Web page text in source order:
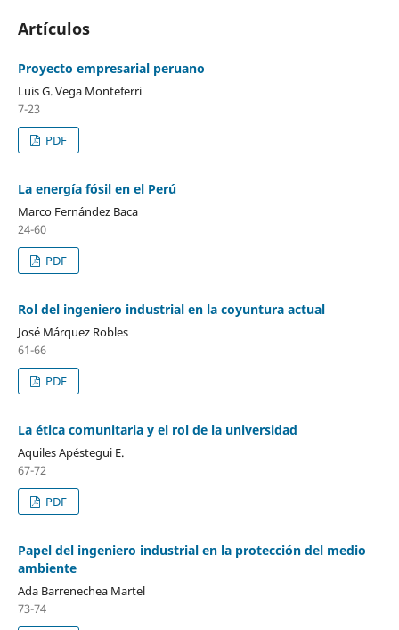
Artículos
Proyecto empresarial peruano
Luis G. Vega Monteferri
7-23
PDF
La energía fósil en el Perú
Marco Fernández Baca
24-60
PDF
Rol del ingeniero industrial en la coyuntura actual
José Márquez Robles
61-66
PDF
La ética comunitaria y el rol de la universidad
Aquiles Apéstegui E.
67-72
PDF
Papel del ingeniero industrial en la protección del medio
ambiente
Ada Barrenechea Martel
73-74